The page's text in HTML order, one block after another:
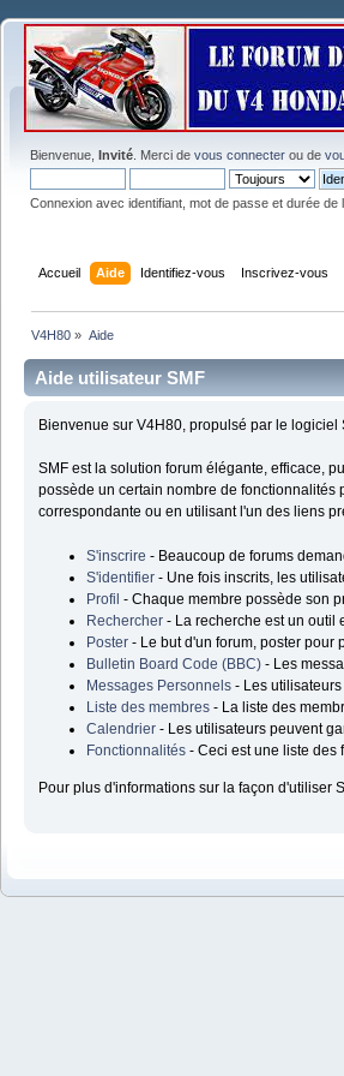
Bienvenue, Invité . Merci de vous connecter ou de
Connexion avec identifiant, mot de passe et durée de
Accueil Aide Identifiez-vous Inscrivez-vous
V4H80 » Aide
Aide utilisateur SMF
Bienvenue sur V4H80, propulsé par le
SMF est la solution forum élégante, efficace,
possède un certain nombre de fonctionnalités
correspondante ou en utilisant l'un des liens
S'inscrire - Beaucoup de forums
S'identifier - Une fois inscrits, les
Profil - Chaque membre possède son
Rechercher - La recherche est un outil
Poster - Le but d'un forum, poster pour
Bulletin Board Code (BBC) - Les
Messages Personnels - Les
Liste des membres - La liste des
Calendrier - Les utilisateurs peuvent
Fonctionnalités - Ceci est une liste des
Pour plus d'informations sur la façon d'utiliser